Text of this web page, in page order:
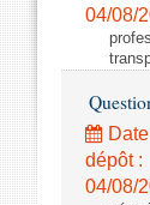
04/08/
dépôt :
04/08/